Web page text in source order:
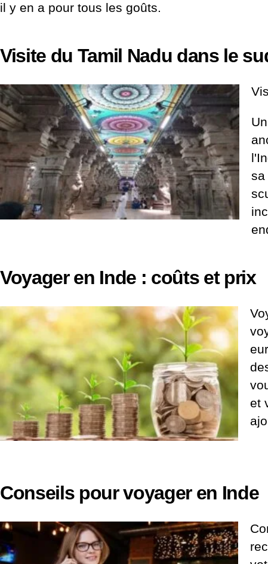
il y en a pour tous les goûts.
Visite du Tamil Nadu dans le
sa
Voyager en Inde : coûts et prix
et
Conseils pour voyager en Inde